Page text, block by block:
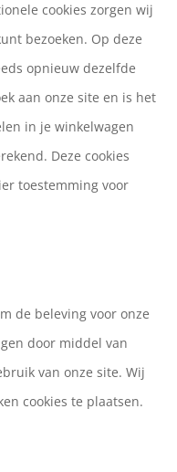
cookies zorgen wij
bezoeken. Op deze
opnieuw dezelfde
aan onze site en is het
in je winkelwagen
Deze cookies
toestemming voor
de beleving voor onze
door middel van
van onze site. Wij
cookies te plaatsen.